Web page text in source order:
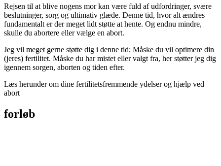
Rejsen til at blive nogens mor kan være fuld af udfordringer, svære
beslutninger, sorg og ultimativ glæde. Denne tid, hvor alt ændres
fundamentalt er der meget lidt støtte at hente. Og endnu mindre,
skulle du abortere eller vælge en abort.
Jeg vil meget gerne støtte dig i denne tid; Måske du vil optimere din
(jeres) fertilitet. Måske du har mistet eller valgt fra, her støtter jeg dig
igennem sorgen, aborten og tiden efter.
Læs herunder om dine fertilitetsfremmende ydelser og hjælp ved
abort
forløb